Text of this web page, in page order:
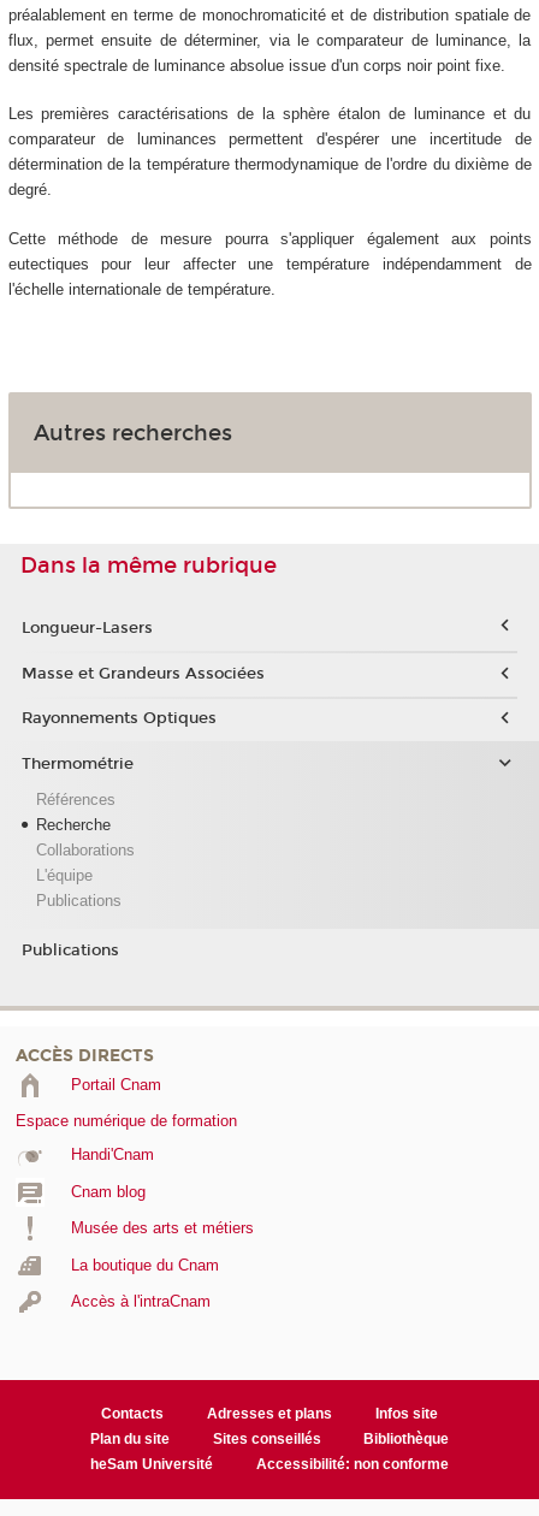
préalablement en terme de monochromaticité et de distribution spatiale de
flux, permet ensuite de déterminer, via le comparateur de luminance, la
densité spectrale de luminance absolue issue d'un corps noir point fixe.
Les premières caractérisations de la sphère étalon de luminance et du
comparateur de luminances permettent d'espérer une incertitude de
détermination de la température thermodynamique de l'ordre du dixième de
degré.
Cette méthode de mesure pourra s'appliquer également aux points
eutectiques pour leur affecter une température indépendamment de
l'échelle internationale de température.
Autres recherches
Dans la même rubrique
Longueur-Lasers
Masse et Grandeurs Associées
Rayonnements Optiques
Thermométrie
Références
Recherche
Collaborations
L'équipe
Publications
Publications
ACCÈS DIRECTS
Portail Cnam
Espace numérique de formation
Handi'Cnam
Cnam blog
Musée des arts et métiers
La boutique du Cnam
Accès à l'intraCnam
Contacts Adresses et plans
Infos site
Plan du site
Sites conseillés
Bibliothèque
heSam Université
Accessibilité: non conforme